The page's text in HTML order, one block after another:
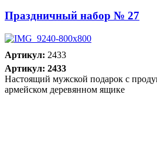
Праздничный набор № 27
Артикул: 2433
Артикул: 2433
Настоящий мужской подарок с
армейском деревянном ящике